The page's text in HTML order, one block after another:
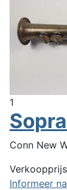
1
Conn New
Verkoopprijs
Informeer